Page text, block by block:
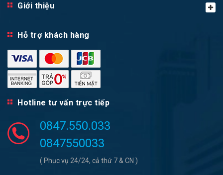
Giới thiệu
Hỗ trợ khách hàng
Hotline tư vấn trực tiếp
0847.550.033
0847550033
( Phục vụ 24/24, cả thứ 7 & CN )